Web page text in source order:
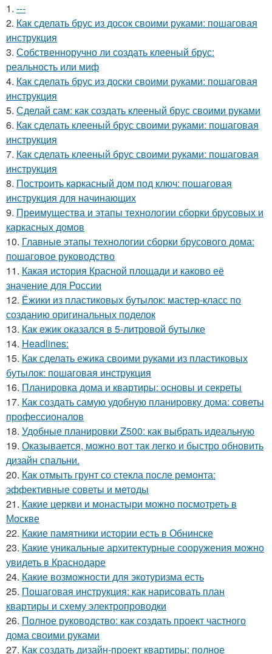
1. ---
2. Как сделать брус из досок своими руками: пошаговая
инструкция
3. Собственноручно ли создать клееный брус:
реальность или миф
4. Как сделать брус из доски своими руками: пошаговая
инструкция
5. Сделай сам: как создать клееный брус своими руками
6. Как сделать клееный брус своими руками: пошаговая
инструкция
7. Как сделать клееный брус своими руками: пошаговая
инструкция
8. Построить каркасный дом под ключ: пошаговая
инструкция для начинающих
9. Преимущества и этапы технологии сборки брусовых и
каркасных домов
10. Главные этапы технологии сборки брусового дома:
пошаговое руководство
11. Какая история Красной площади и каково её
значение для России
12. Ёжики из пластиковых бутылок: мастер-класс по
созданию оригинальных поделок
13. Как ежик оказался в 5-литровой бутылке
14. Headlines:
15. Как сделать ежика своими руками из пластиковых
бутылок: пошаговая инструкция
16. Планировка дома и квартиры: основы и секреты
17. Как создать самую удобную планировку дома: советы
профессионалов
18. Удобные планировки Z500: как выбрать идеальную
19. Оказывается, можно вот так легко и быстро обновить
дизайн спальни.
20. Как отмыть грунт со стекла после ремонта:
эффективные советы и методы
21. Какие церкви и монастыри можно посмотреть в
Москве
22. Какие памятники истории есть в Обнинске
23. Какие уникальные архитектурные сооружения можно
увидеть в Краснодаре
24. Какие возможности для экотуризма есть
25. Пошаговая инструкция: как нарисовать план
квартиры и схему электропроводки
26. Полное руководство: как создать проект частного
дома своими руками
27. Как создать дизайн-проект квартиры: полное